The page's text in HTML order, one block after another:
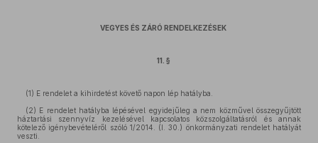
VEGYES ÉS ZÁRÓ RENDELKEZÉSEK
11. §
(1) E rendelet a kihirdetést követő napon lép hatályba.
(2) E rendelet hatályba lépésével egyidejűleg a nem közművel összegyűjtött
háztartási szennyvíz kezelésével kapcsolatos közszolgáltatásról és annak
kötelező igénybevételéről szóló 1/2014. (I. 30.) önkormányzati rendelet hatályát
veszti.